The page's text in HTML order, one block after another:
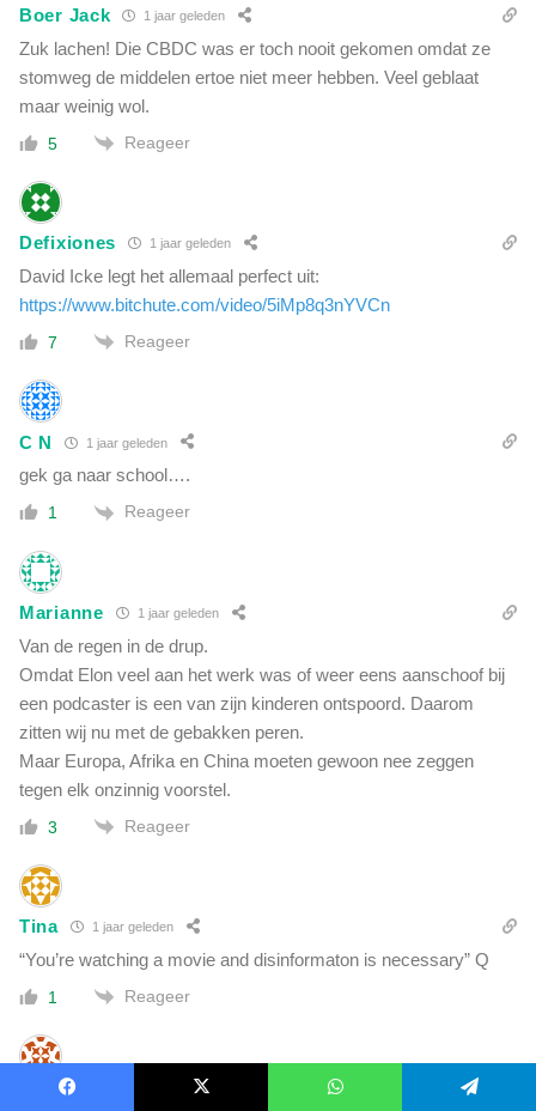
Boer Jack 1 jaar geleden
Zuk lachen! Die CBDC was er toch nooit gekomen omdat ze
stomweg de middelen ertoe niet meer hebben. Veel geblaat
maar weinig wol.
5 Reageer
Defixiones 1 jaar geleden
David Icke legt het allemaal perfect uit:
https://www.bitchute.com/video/5iMp8q3nYVCn
7 Reageer
C N 1 jaar geleden
gek ga naar school….
1 Reageer
Marianne 1 jaar geleden
Van de regen in de drup.
Omdat Elon veel aan het werk was of weer eens aanschoof bij
een podcaster is een van zijn kinderen ontspoord. Daarom
zitten wij nu met de gebakken peren.
Maar Europa, Afrika en China moeten gewoon nee zeggen
tegen elk onzinnig voorstel.
3 Reageer
Tina 1 jaar geleden
“You’re watching a movie and disinformaton is necessary” Q
1 Reageer
de leugen regeert 1 jaar geleden